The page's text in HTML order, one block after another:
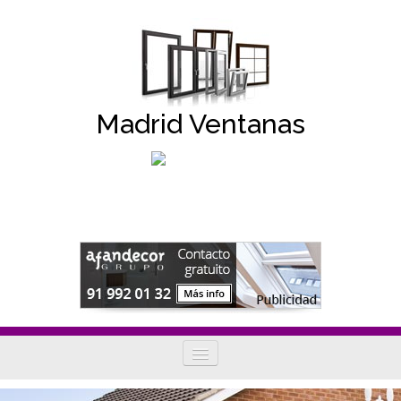
Madrid Ventanas
Tipos de ventanas